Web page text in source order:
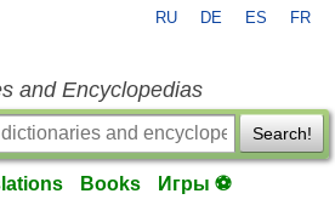
RU DE ES FR
and Encyclopedias
Search!
Books Игры ⚽